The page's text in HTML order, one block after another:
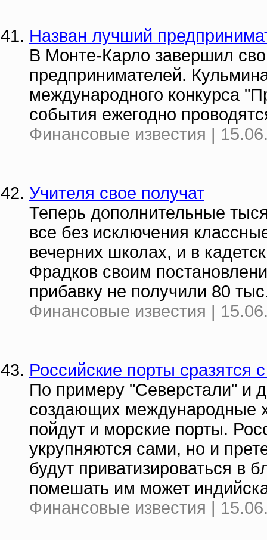
Назван лучший
В Монте-Карло завершил
предпринимателей.
международного конкурса
события ежегодно
Финансовые известия |
Учителя свое получат
Теперь дополнительные
все без исключения
вечерних школах, и в
Фрадков своим
прибавку не получили 80
Финансовые известия |
Российские порты сразятся
По примеру "Северстали" и
создающих международные
пойдут и морские порты.
укрупняются сами, но и
будут приватизироваться в
помешать им может
Финансовые известия |